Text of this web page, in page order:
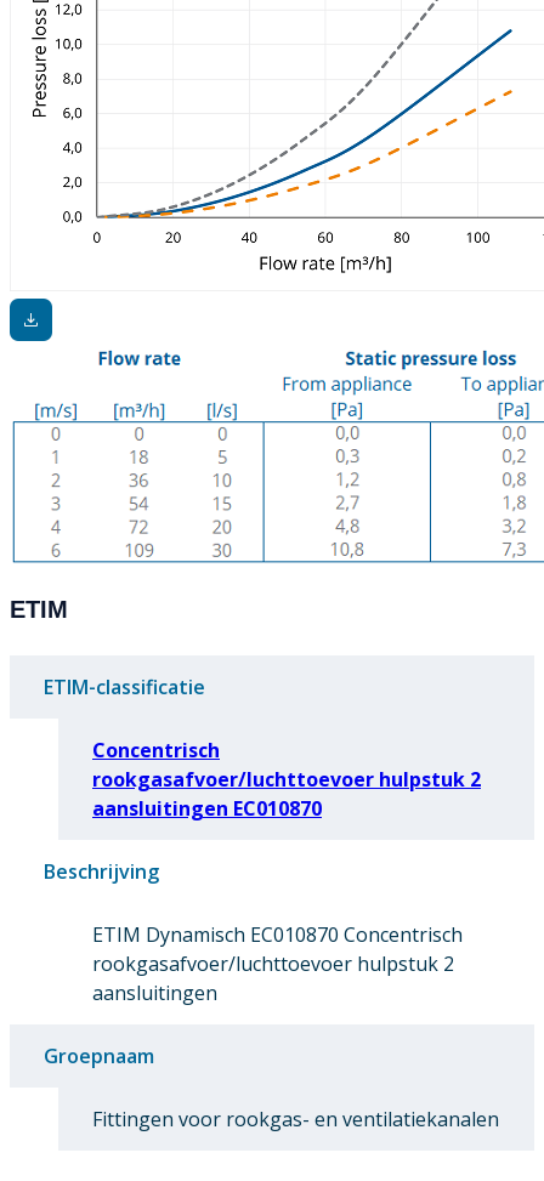
ETIM
ETIM-classificatie
Concentrisch
rookgasafvoer/luchttoevoer hulpstuk 2
aansluitingen EC010870
Beschrijving
ETIM Dynamisch EC010870 Concentrisch
rookgasafvoer/luchttoevoer hulpstuk 2
aansluitingen
Groepnaam
Fittingen voor rookgas- en ventilatiekanalen